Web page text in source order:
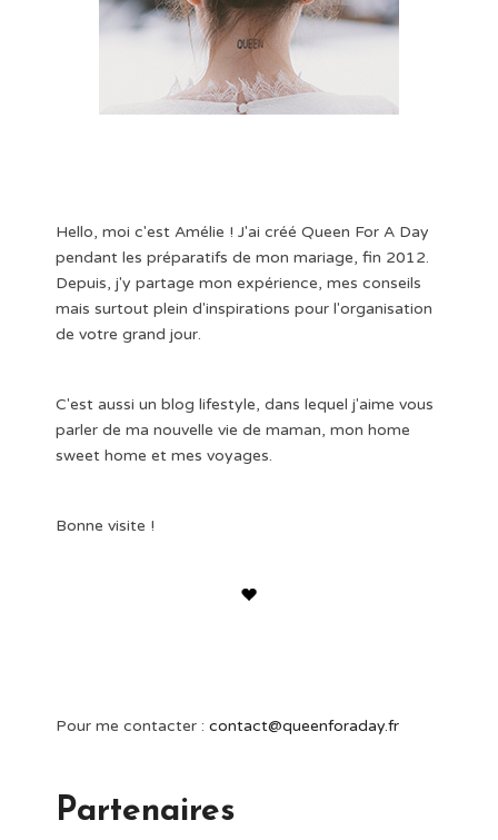
Hello, moi c'est Amélie ! J'ai créé Queen For A Day
pendant les préparatifs de mon mariage, fin 2012.
Depuis, j'y partage mon expérience, mes conseils
mais surtout plein d'inspirations pour l'organisation
de votre grand jour.
C'est aussi un blog lifestyle, dans lequel j'aime vous
parler de ma nouvelle vie de maman, mon home
sweet home et mes voyages.
Bonne visite !
Pour me contacter : contact@queenforaday.fr
Partenaires